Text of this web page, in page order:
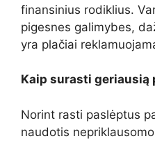
finansinius rodiklius.
pigesnes galimybes,
yra plačiai
Kaip surasti geriausią
Norint rasti paslėptus
naudotis